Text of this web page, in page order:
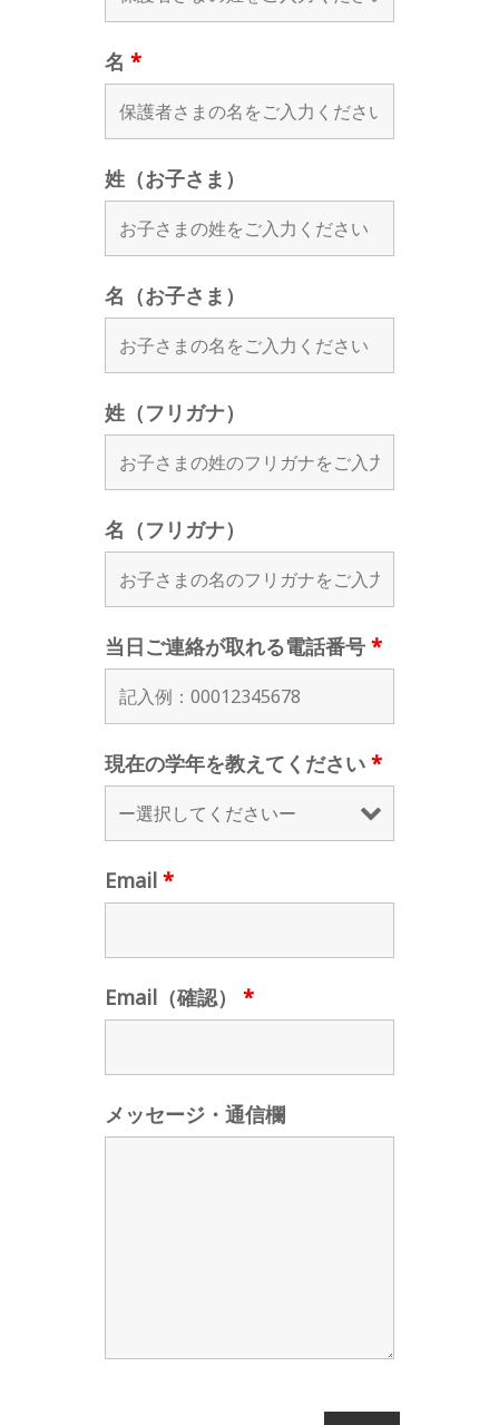
名 *
姓（お子さま）
名（お子さま）
姓（フリガナ）
名（フリガナ）
当日ご連絡が取れる電話番号 *
現在の学年を教えてください *
Email *
Email（確認） *
メッセージ・通信欄